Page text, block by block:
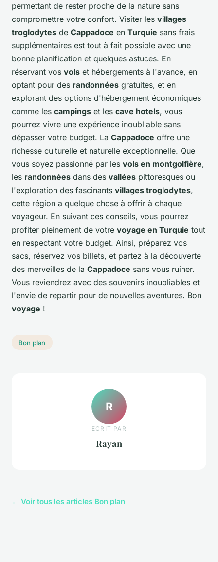
permettant de rester proche de la nature sans
compromettre votre confort. Visiter les villages
troglodytes de Cappadoce en Turquie sans frais
supplémentaires est tout à fait possible avec une
bonne planification et quelques astuces. En
réservant vos vols et hébergements à l'avance, en
optant pour des randonnées gratuites, et en
explorant des options d'hébergement économiques
comme les campings et les cave hotels, vous
pourrez vivre une expérience inoubliable sans
dépasser votre budget. La Cappadoce offre une
richesse culturelle et naturelle exceptionnelle. Que
vous soyez passionné par les vols en montgolfière,
les randonnées dans des vallées pittoresques ou
l'exploration des fascinants villages troglodytes,
cette région a quelque chose à offrir à chaque
voyageur. En suivant ces conseils, vous pourrez
profiter pleinement de votre voyage en Turquie tout
en respectant votre budget. Ainsi, préparez vos
sacs, réservez vos billets, et partez à la découverte
des merveilles de la Cappadoce sans vous ruiner.
Vous reviendrez avec des souvenirs inoubliables et
l'envie de repartir pour de nouvelles aventures. Bon
voyage !
Bon plan
R
ECRIT PAR
Rayan
← Voir tous les articles Bon plan